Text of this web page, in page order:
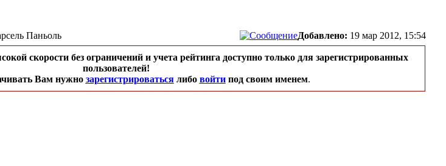
Паньоль Добавлено: 19 мар 2012, 15:54
скорости без ограничений и учета рейтинга доступно только для зарегистрированных
пользователей!
Вам нужно зарегистрироватьсялибо войтипод своим именем.